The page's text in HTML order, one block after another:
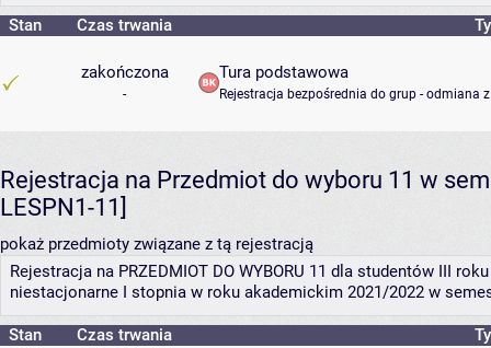
Stan Czas trwania
zakończona
-
Tura podstawowa
Rejestracja bezpośrednia do grup - odmiana
Rejestracja na Przedmiot do wyboru 11 w
LESPN1-11]
pokaż przedmioty związane z tą rejestracją
Rejestracja na PRZEDMIOT DO WYBORU 11 dla studentów III
niestacjonarne I stopnia w roku akademickim 2021/2022 w
Stan Czas trwania